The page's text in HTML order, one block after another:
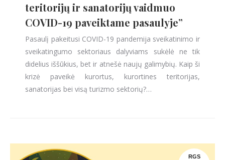
teritorijų ir sanatorijų vaidmuo
COVID-19 paveiktame pasaulyje”
Pasaulį pakeitusi COVID-19 pandemija sveikatinimo ir
sveikatingumo sektoriaus dalyviams sukėlė ne tik
didelius iššūkius, bet ir atnešė naujų galimybių. Kaip ši
krizė paveikė kurortus, kurortines teritorijas,
sanatorijas bei visą turizmo sektorių?…
RGS